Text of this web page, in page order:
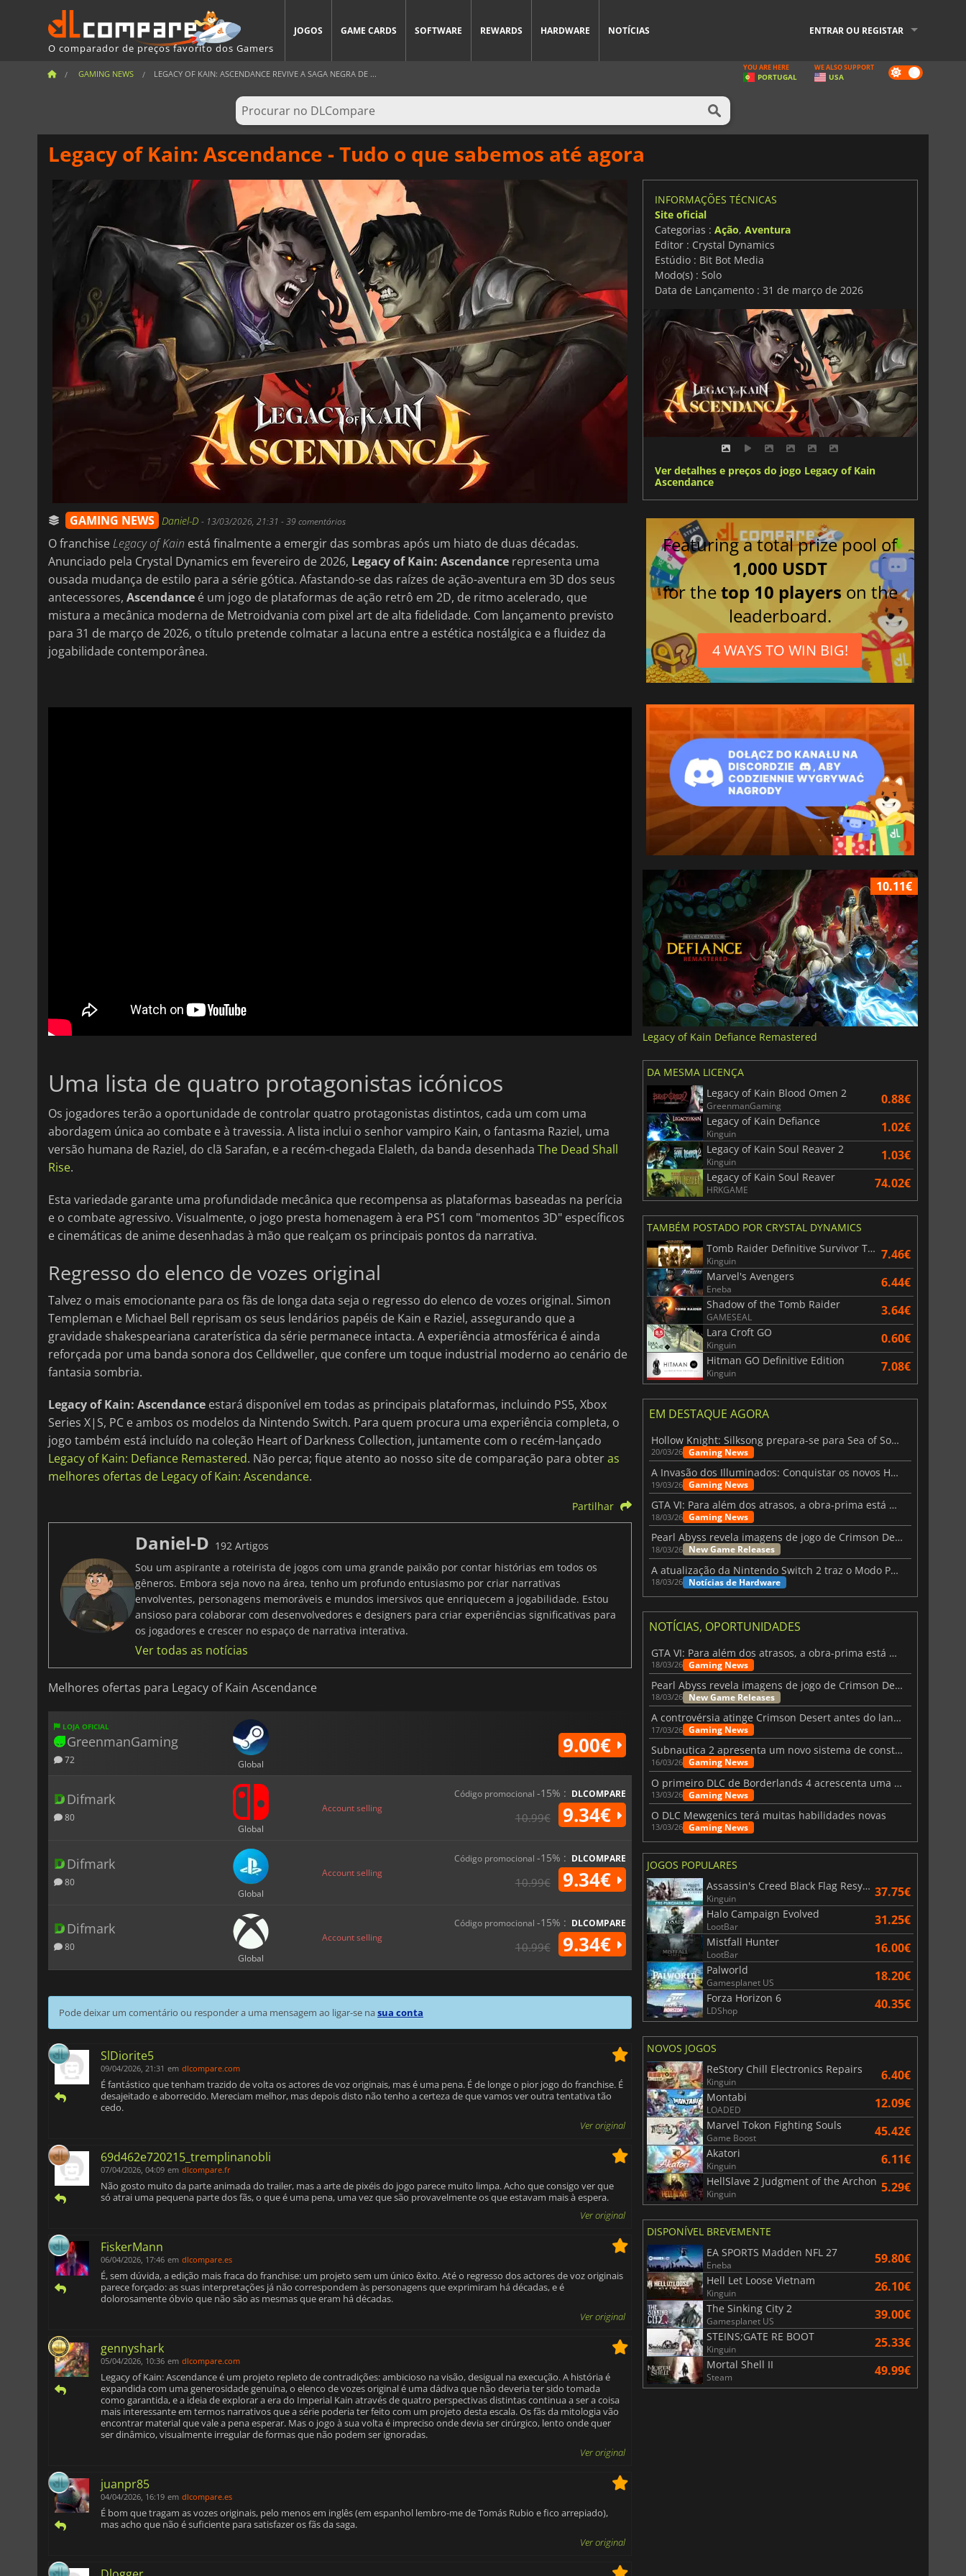
O comparador de preços favorito dos Gamers
JOGOS GAME CARDS SOFTWARE REWARDS HARDWARE NOTÍCIAS ENTRAR OU REGISTAR
GAMING NEWS LEGACY OF KAIN: ASCENDANCE REVIVE A SAGA NEGRA DE ... Dark
mode
YOU ARE HERE
PORTUGAL
WE ALSO SUPPORT
USA
Legacy of Kain: Ascendance - Tudo o que sabemos até agora
GAMING NEWS Daniel-D - 13/03/2026, 21:31 - 39 comentários
O franchiseLegacy of Kain está finalmente a emergir das sombras após um hiato de duas décadas.
Anunciado pela Crystal Dynamics em fevereiro de 2026, Legacy of Kain: Ascendance representa uma
ousada mudança de estilo para a série gótica. Afastando-se das raízes de ação-aventura em 3D dos seus
antecessores, Ascendance é um jogo de plataformas de ação retrô em 2D, de ritmo acelerado, que
mistura a mecânica moderna de Metroidvania com pixel art de alta fidelidade. Com lançamento previsto
para 31 de março de 2026, o título pretende colmatar a lacuna entre a estética nostálgica e a fluidez da
jogabilidade contemporânea.
Uma lista de quatro protagonistas icónicos
Os jogadores terão a oportunidade de controlar quatro protagonistas distintos, cada um com uma
abordagem única ao combate e à travessia. A lista inclui o senhor vampiro Kain, o fantasma Raziel, uma
versão humana de Raziel, do clã Sarafan, e a recém-chegada Elaleth, da banda desenhada The Dead Shall
Rise.
Esta variedade garante uma profundidade mecânica que recompensa as plataformas baseadas na perícia
e o combate agressivo. Visualmente, o jogo presta homenagem à era PS1 com "momentos 3D" específicos
e cinemáticas de anime desenhadas à mão que realçam os principais pontos da narrativa.
Regresso do elenco de vozes original
Talvez o mais emocionante para os fãs de longa data seja o regresso do elenco de vozes original. Simon
Templeman e Michael Bell reprisam os seus lendários papéis de Kain e Raziel, assegurando que a
gravidade shakespeariana caraterística da série permanece intacta. A experiência atmosférica é ainda
reforçada por uma banda sonora dos Celldweller, que confere um toque industrial moderno ao cenário de
fantasia sombria.
Legacy of Kain: Ascendance estará disponível em todas as principais plataformas, incluindo PS5, Xbox
Series X|S, PC e ambos os modelos da Nintendo Switch. Para quem procura uma experiência completa, o
jogo também está incluído na coleção Heart of Darkness Collection, juntamente com o recém-lançado
Legacy of Kain: Defiance Remastered. Não perca; fique atento ao nosso site de comparação para obteras
melhores ofertas de Legacy of Kain: Ascendance.
Partilhar
Daniel-D 192 Artigos
Sou um aspirante a roteirista de jogos com uma grande paixão por contar histórias em todos os
gêneros. Embora seja novo na área, tenho um profundo entusiasmo por criar narrativas
envolventes, personagens memoráveis e mundos imersivos que enriquecem a jogabilidade. Estou
ansioso para colaborar com desenvolvedores e designers para criar experiências significativas para
os jogadores e crescer no espaço de narrativa interativa.
Ver todas as notícias
Melhores ofertas para Legacy of Kain Ascendance
LOJA OFICIAL
GreenmanGaming
72 Global
9.00€
Difmark
80
Global
Account selling
Código promocional -15% : DLCOMPARE
10.99€ 9.34€
Difmark
80
Global
Account selling
Código promocional -15% : DLCOMPARE
10.99€ 9.34€
Difmark
80
Global
Account selling
Código promocional -15% : DLCOMPARE
10.99€ 9.34€
Pode deixar um comentário ou responder a uma mensagem ao ligar-se nasua conta
SlDiorite5
09/04/2026, 21:31 em dlcompare.com
É fantástico que tenham trazido de volta os actores de voz originais, mas é uma pena. É de longe o pior jogo do franchise. É
desajeitado e aborrecido. Mereciam melhor, mas depois disto não tenho a certeza de que vamos ver outra tentativa tão
cedo.
Ver original
69d462e720215_tremplinanobli
07/04/2026, 04:09 em dlcompare.fr
Não gosto muito da parte animada do trailer, mas a arte de pixéis do jogo parece muito limpa. Acho que consigo ver que
só atrai uma pequena parte dos fãs, o que é uma pena, uma vez que são provavelmente os que estavam mais à espera.
Ver original
FiskerMann
06/04/2026, 17:46 em dlcompare.es
É, sem dúvida, a edição mais fraca do franchise: um projeto sem um único êxito. Até o regresso dos actores de voz originais
parece forçado: as suas interpretações já não correspondem às personagens que exprimiram há décadas, e é
dolorosamente óbvio que não são as mesmas que eram há décadas.
Ver original
gennyshark
05/04/2026, 10:36 em dlcompare.com
Legacy of Kain: Ascendance é um projeto repleto de contradições: ambicioso na visão, desigual na execução. A história é
expandida com uma generosidade genuína, o elenco de vozes original é uma dádiva que não deveria ter sido tomada
como garantida, e a ideia de explorar a era do Imperial Kain através de quatro perspectivas distintas continua a ser a coisa
mais interessante em termos narrativos que a série poderia ter feito com um projeto desta escala. Os fãs da mitologia vão
encontrar material que vale a pena esperar. Mas o jogo à sua volta é impreciso onde devia ser cirúrgico, lento onde quer
ser dinâmico, visualmente irregular de formas que não podem ser ignoradas.
Ver original
juanpr85
04/04/2026, 16:19 em dlcompare.es
É bom que tragam as vozes originais, pelo menos em inglês (em espanhol lembro-me de Tomás Rubio e fico arrepiado),
mas acho que não é suficiente para satisfazer os fãs da saga.
Ver original
INFORMAÇÕES TÉCNICAS
Site oficial
Categorias : Ação, Aventura
Editor : Crystal Dynamics
Estúdio : Bit Bot Media
Modo(s) : Solo
Data de Lançamento : 31 de março de 2026
Ver detalhes e preços do jogo Legacy of Kain
Ascendance
Featuring a total prize pool of
1,000 USDT
for thetop 10 players on the
leaderboard.
4 WAYS TO WIN BIG!
10.11€
Legacy of Kain Defiance Remastered
DA MESMA LICENÇA
Legacy of Kain Blood Omen 2
GreenmanGaming 0.88€
Legacy of Kain Defiance
Kinguin 1.02€
Legacy of Kain Soul Reaver 2
Kinguin 1.03€
Legacy of Kain Soul Reaver
HRKGAME 74.02€
TAMBÉM POSTADO POR CRYSTAL DYNAMICS
Tomb Raider Definitive Survivor Trilogy
Kinguin 7.46€
Marvel's Avengers
Eneba 6.44€
Shadow of the Tomb Raider
GAMESEAL 3.64€
Lara Croft GO
Kinguin 0.60€
Hitman GO Definitive Edition
Kinguin 7.08€
EM DESTAQUE AGORA
Hollow Knight: Silksong prepara-se para Sea of Sorrow com um patch
20/03/26 Gaming News
A Invasão dos Illuminados: Conquistar os novos Helldivers 2 Atualização!
19/03/26 Gaming News
GTA VI: Para além dos atrasos, a obra-prima está quase a chegar
18/03/26 Gaming News
Pearl Abyss revela imagens de jogo de Crimson Desert para a PS5
18/03/26 New Game Releases
A atualização da Nintendo Switch 2 traz o Modo Portátil aos jogos mais antigos da Switch
18/03/26 Notícias de Hardware
NOTÍCIAS, OPORTUNIDADES
GTA VI: Para além dos atrasos, a obra-prima está quase a chegar
18/03/26 Gaming News
Pearl Abyss revela imagens de jogo de Crimson Desert para a PS5
18/03/26 New Game Releases
A controvérsia atinge Crimson Desert antes do lançamento
17/03/26 Gaming News
Subnautica 2 apresenta um novo sistema de construção de bases
16/03/26 Gaming News
O primeiro DLC de Borderlands 4 acrescenta uma nova personagem e muito mais
13/03/26 Gaming News
O DLC Mewgenics terá muitas habilidades novas
13/03/26 Gaming News
JOGOS POPULARES
Assassin's Creed Black Flag Resynced
Kinguin 37.75€
Halo Campaign Evolved
LootBar 31.25€
Mistfall Hunter
LootBar 16.00€
Palworld
Gamesplanet US 18.20€
Forza Horizon 6
LDShop 40.35€
NOVOS JOGOS
ReStory Chill Electronics Repairs
Kinguin 6.40€
Montabi
LOADED 12.09€
Marvel Tokon Fighting Souls
Game Boost 45.42€
Akatori
Kinguin 6.11€
HellSlave 2 Judgment of the Archon
Kinguin 5.29€
DISPONÍVEL BREVEMENTE
EA SPORTS Madden NFL 27
Eneba 59.80€
Hell Let Loose Vietnam
Kinguin 26.10€
The Sinking City 2
Gamesplanet US 39.00€
STEINS;GATE RE BOOT
Kinguin 25.33€
Mortal Shell II
Steam 49.99€